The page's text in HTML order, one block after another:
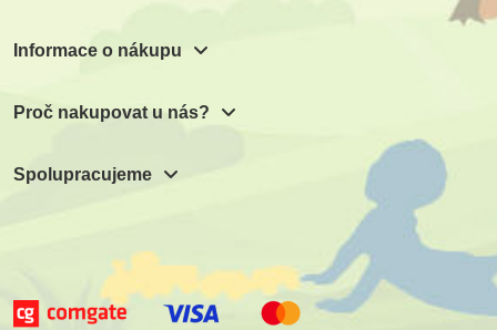
Informace o nákupu
Proč nakupovat u nás?
Spolupracujeme